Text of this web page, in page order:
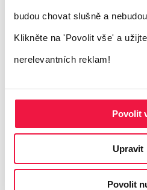
budou chovat slušně a
Klikněte na 'Povolit vše' a
nerelevantních reklam!
Povolit
Upravit
Povolit